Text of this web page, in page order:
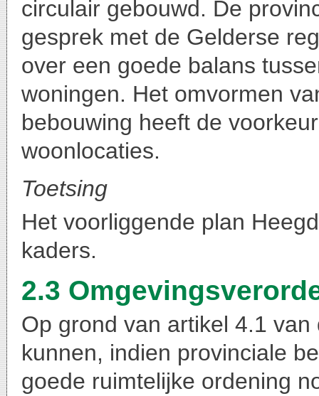
circulair gebouwd. De
gesprek met de Gelderse
over een goede balans
woningen. Het omvormen
bebouwing heeft de
woonlocaties.
Toetsing
Het voorliggende plan
kaders.
2.3
Op grond van artikel 4.1
kunnen, indien provinciale
goede ruimtelijke ordening